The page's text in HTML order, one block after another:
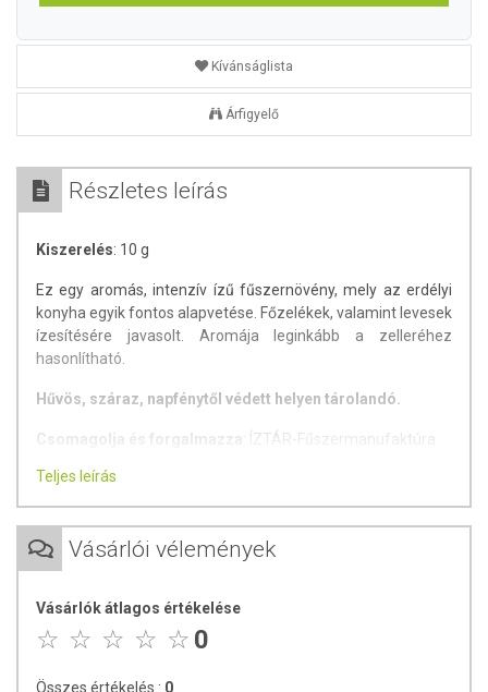
Kívánságlista
Árfigyelő
Részletes leírás
Kiszerelés: 10 g
Ez egy aromás, intenzív ízű fűszernövény, mely az erdélyi
konyha egyik fontos alapvetése. Főzelékek, valamint levesek
ízesítésére javasolt. Aromája leginkább a zelleréhez
hasonlítható.
Hűvös, száraz, napfénytől védett helyen tárolandó.
Csomagolja és forgalmazza
: ÍZTÁR-Fűszermanufaktúra
Teljes leírás
Vásárlói vélemények
Vásárlók átlagos értékelése
0
Összes értékelés : 0